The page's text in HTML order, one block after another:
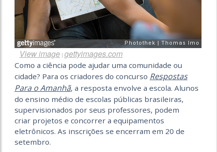
View image | gettyimages.com
Como a ciência pode ajudar uma comunidade ou
cidade? Para os criadores do concurso Respostas
Para o Amanhã, a resposta envolve a escola. Alunos
do ensino médio de escolas públicas brasileiras,
supervisionados por seus professores, podem
criar projetos e concorrer a equipamentos
eletrônicos. As inscrições se encerram em 20 de
setembro.